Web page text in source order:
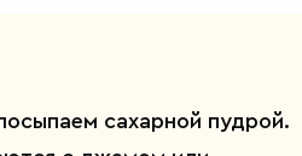
сахарной пудрой.